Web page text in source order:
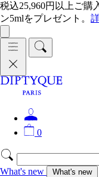
税込25,960円以上ご購
ン5mlをプレゼント。
0
What's new What's new